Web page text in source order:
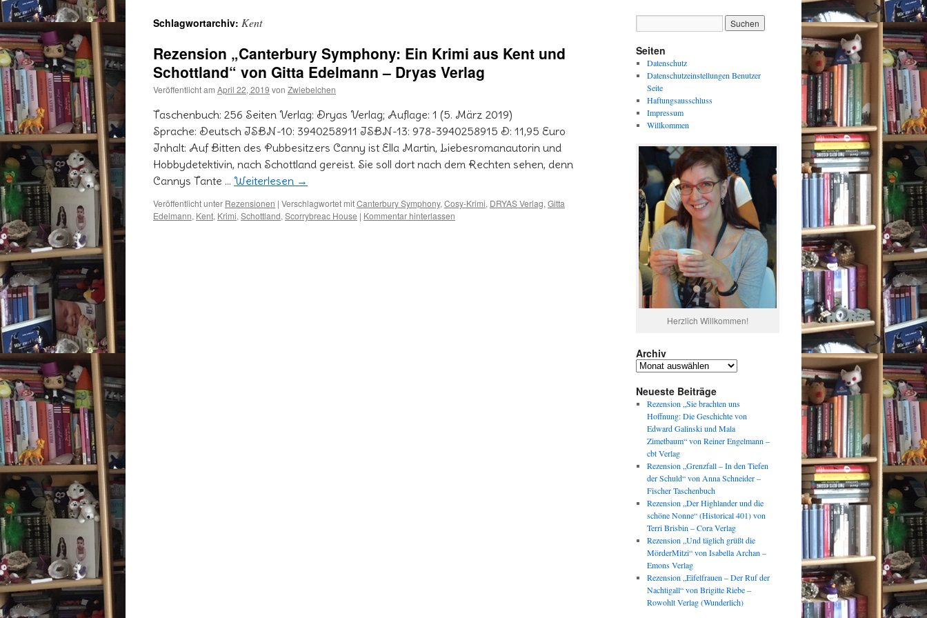
Schlagwortarchiv: Kent
Rezension „Canterbury Symphony: Ein Krimi aus Kent und
Schottland“ von Gitta Edelmann – Dryas Verlag
Veröffentlicht am April 22, 2019 von Zwiebelchen
Taschenbuch: 256 Seiten Verlag: Dryas Verlag; Auflage: 1 (5. März 2019)
Sprache: Deutsch ISBN-10: 3940258911 ISBN-13: 978-3940258915 D: 11,95 Euro
Inhalt: Auf Bitten des Pubbesitzers Canny ist Ella Martin, Liebesromanautorin und
Hobbydetektivin, nach Schottland gereist. Sie soll dort nach dem Rechten sehen, denn
Cannys Tante … Weiterlesen →
Veröffentlicht unter Rezensionen | Verschlagwortet mitCanterbury Symphony, Cosy-Krimi, DRYAS Verlag, Gitta
Edelmann, Kent, Krimi, Schottland, Scorrybreac House | Kommentar hinterlassen
Seiten
Datenschutz
Datenschutzeinstellungen Benutzer
Seite
Haftungsausschluss
Impressum
Willkommen
Herzlich Willkommen!
Archiv
Archiv
Neueste Beiträge
Rezension „Sie brachten uns
Hoffnung: Die Geschichte von
Edward Galinski und Mala
Zimetbaum“ von Reiner Engelmann –
cbt Verlag
Rezension „Grenzfall – In den Tiefen
der Schuld“ von Anna Schneider –
Fischer Taschenbuch
Rezension „Der Highlander und die
schöne Nonne“ (Historical 401) von
Terri Brisbin – Cora Verlag
Rezension „Und täglich grüßt die
MörderMitzi“ von Isabella Archan –
Emons Verlag
Rezension „Eifelfrauen – Der Ruf der
Nachtigall“ von Brigitte Riebe –
Rowohlt Verlag (Wunderlich)